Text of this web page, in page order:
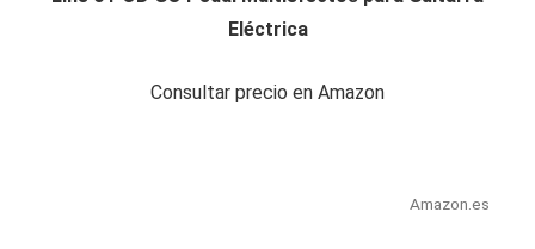
Eléctrica
Consultar precio en Amazon
Amazon.es